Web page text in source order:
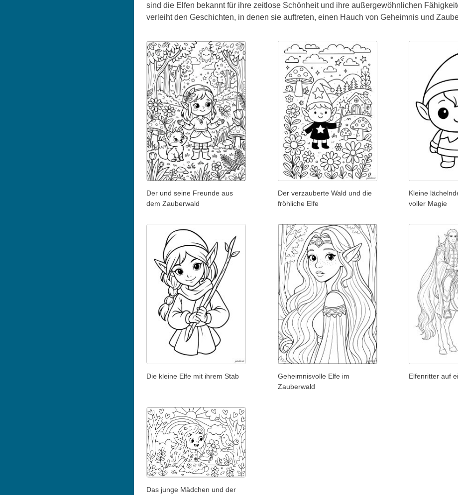
sind die Elfen bekannt für ihre zeitlose Schönheit und ihre außergewöhnlichen
verleiht den Geschichten, in denen sie auftreten, einen Hauch von Geheimnis und
Der und seine Freunde aus
dem Zauberwald
Der verzauberte Wald und die
fröhliche Elfe
Kleine
voller Magie
Die kleine Elfe mit ihrem Stab
Geheimnisvolle Elfe im
Zauberwald
Elfenritter auf
Das junge Mädchen und der